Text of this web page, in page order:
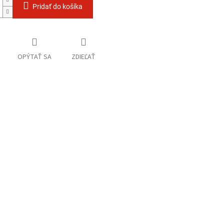
Pridať do košíka
OPÝTAŤ SA ZDIEĽAŤ